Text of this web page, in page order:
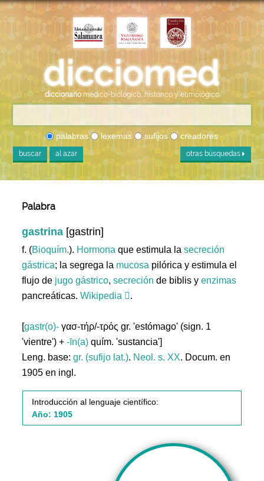
diccionario médico-biológico, histórico y etimológico
palabras lexemas sufijos creadores
buscar al azar otras búsquedas
Palabra
gastrina [gastrin]
f. (Bioquím.). Hormona que estimula lasecreción
gástrica; la segrega la mucosa pilórica y estimula el
flujo de jugo gástrico,secreción de biblis yenzimas
pancreáticas.Wikipedia .
[gastr(o)- γασ-τήρ/-τρός gr. 'estómago' (sign. 1
'vientre') +-īn(a) quím. 'sustancia']
Leng. base:gr. (sufijo lat.). Neol. s. XX. Docum. en
1905 en ingl.
Introducción al lenguaje científico:
Año: 1905